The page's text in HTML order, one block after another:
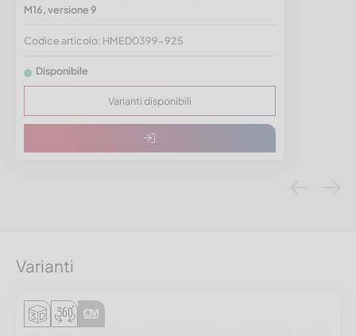
M16, versione 9
Codice articolo: HMED0399-925
Disponibile
Varianti disponibili
Varianti